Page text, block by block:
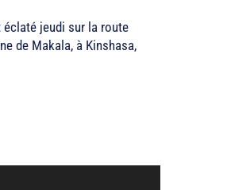
jeudi sur la route
de Makala, à Kinshasa,